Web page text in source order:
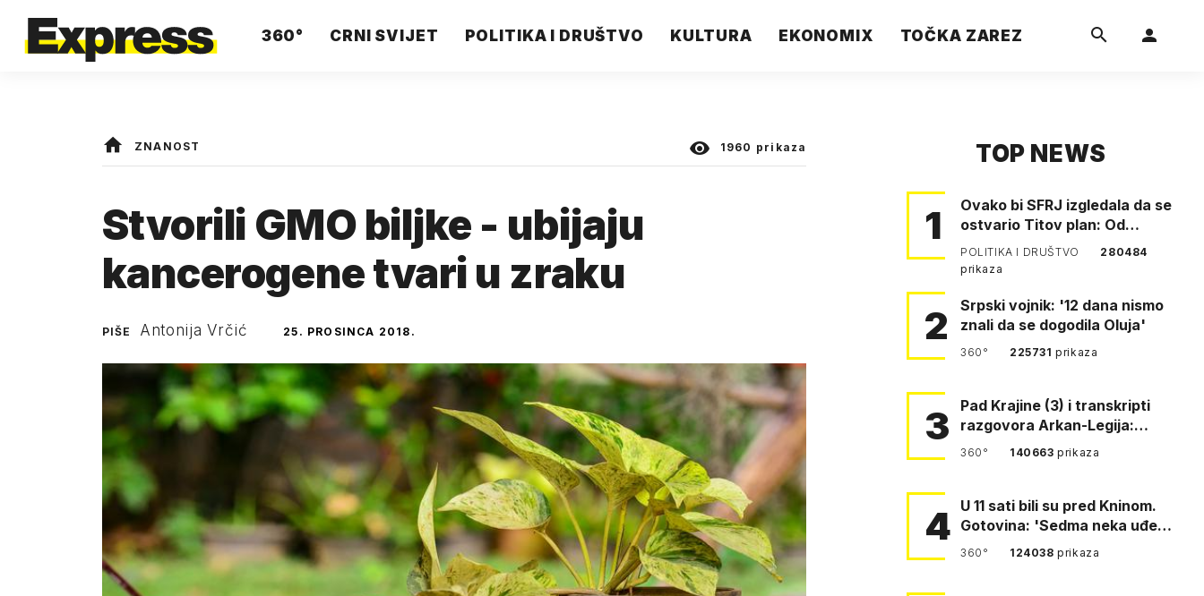
360° CRNI SVIJET POLITIKA I DRUŠTVO KULTURA EKONOMIX TOČKA ZAREZ
ZNANOST 1960 prikaza
Stvorili GMO biljke - ubijaju
kancerogene tvari u zraku
PIŠE Antonija Vrčić 25. PROSINCA 2018.
TOP NEWS
1
Ovako bi SFRJ izgledala da se
ostvario Titov plan: Od
Klagenfurta do Istanbula!
POLITIKA I DRUŠTVO
280484
prikaza
2
Srpski vojnik: '12 dana nismo
znali da se dogodila Oluja'
360° 225731prikaza
3
Pad Krajine (3) i transkripti
razgovora Arkan-Legija:
'Čujem, prelazite ustašam…
360° 140663prikaza
4 U 11 sati bili su pred Kninom.
Gotovina: 'Sedma neka uđe,
4. gardijska neka g…
360° 124038prikaza